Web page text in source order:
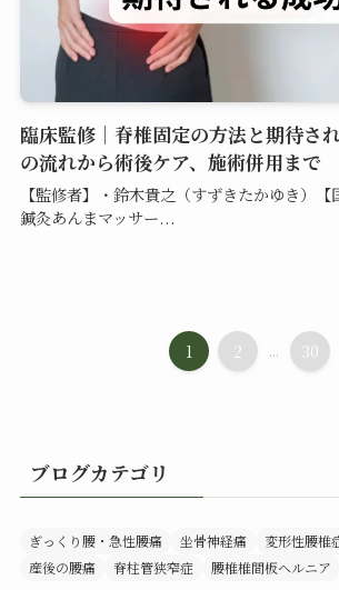
臨床監修｜脊椎固定の方法と期待さ
の流れから術後ケア、施術併用まで
【監修者】・鈴木貴之（すずきたかゆき）【
鍼灸あんまマッサー...
1 2 ... 30
ブログカテゴリ
ぎっくり腰・急性腰痛 坐骨神経痛 変形性腰椎
産後の腰痛
脊柱管狭窄症 腰椎椎間板ヘルニア